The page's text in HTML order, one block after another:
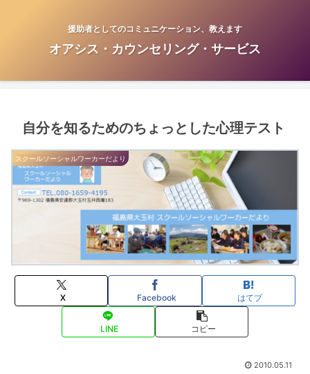
援助者としてのコミュニケーション、教えます
オアシス・カウンセリング・サービス
自分を知るためのちょっとした心理テスト
スクールソーシャルワーカーだより
X Facebook はてブ
LINE コピー
2010.05.11